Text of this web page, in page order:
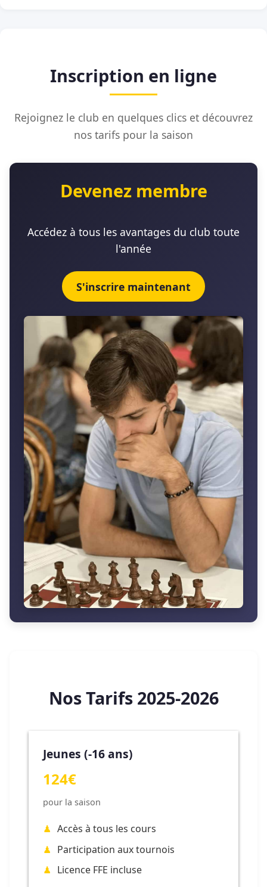
Inscription en ligne
Rejoignez le club en quelques clics et découvrez
nos tarifs pour la saison
Devenez membre
Accédez à tous les avantages du club toute
l'année
S'inscrire maintenant
Nos Tarifs 2025-2026
Jeunes (-16 ans)
124€
pour la saison
Accès à tous les cours
Participation aux tournois
Licence FFE incluse